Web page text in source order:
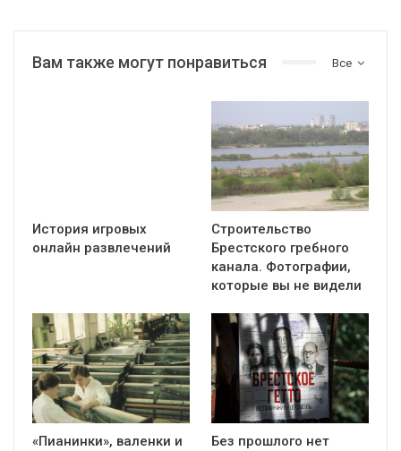
Все
Вам также могут понравиться
История игровых
онлайн развлечений
Строительство
Брестского гребного
канала. Фотографии,
которые вы не видели
«Пианинки», валенки и
Без прошлого нет